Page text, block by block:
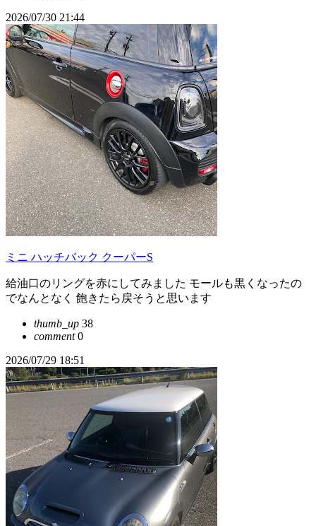
2026/07/30 21:44
ミニ ハッチバック クーパーS
給油口のリングを赤にしてみました モールも黒くなったの
でなんとなく 飽きたら戻そうと思います
thumb_up 38
comment0
2026/07/29 18:51